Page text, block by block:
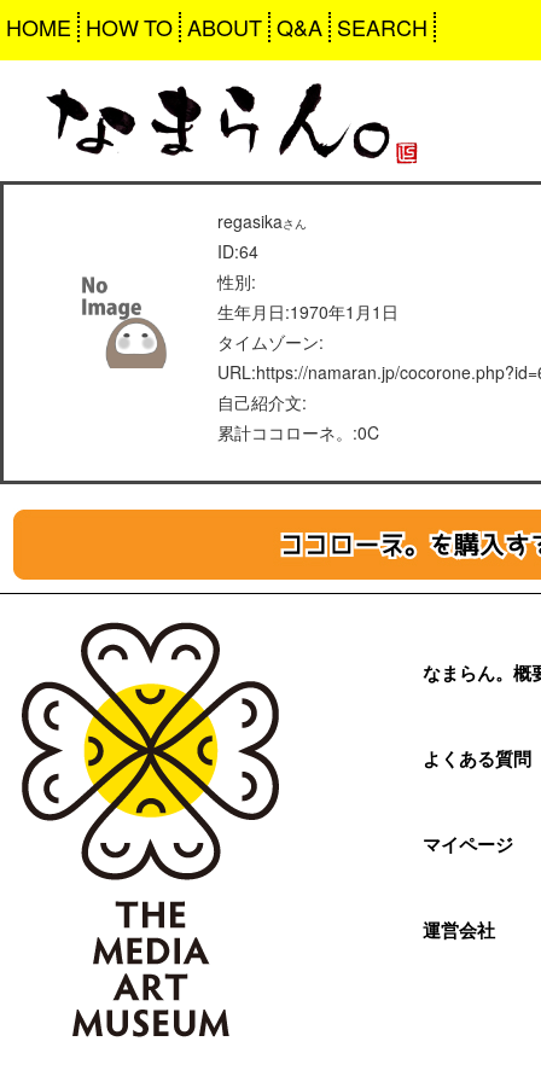
HOME HOW TO ABOUT Q&A SEARCH
regasikaさん
ID:64
性別:
生年月日:1970年1月1日
タイムゾーン:
URL:https://namaran.jp/
自己紹介文:
累計ココローネ。:0C
なまらん。概
よくある質問
マイページ
運営会社